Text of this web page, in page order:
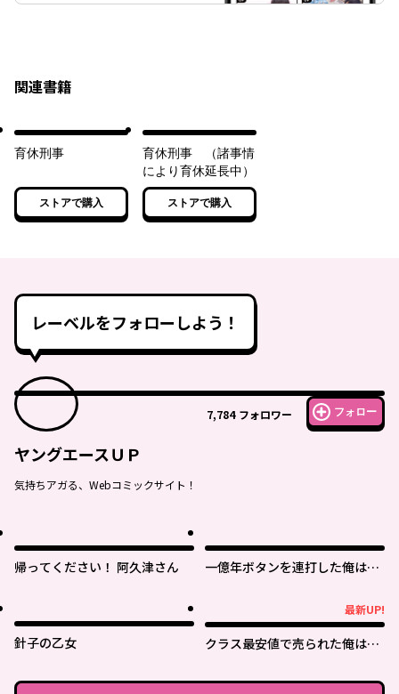
関連書籍
育休刑事
ストアで購入
育休刑事 （諸事情
により育休延長中）
ストアで購入
レーベルをフォローしよう！
7,784 フォロワー フォロー
ヤングエースＵＰ
気持ちアガる、Webコミックサイト！
帰ってください！ 阿久津さん
一億年ボタンを連打した俺は、
針子の乙女
最新UP!
クラス最安値で売られた俺は、